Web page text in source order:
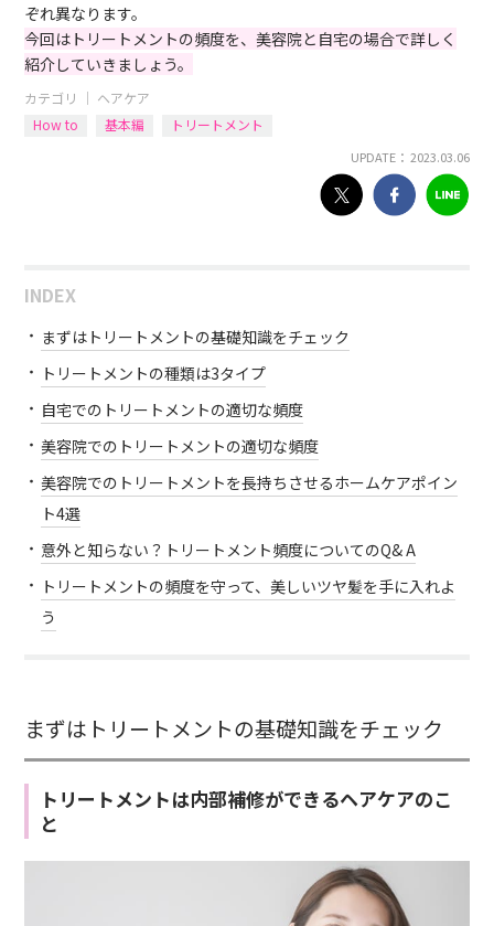
ぞれ異なります。
今回はトリートメントの頻度を、美容院と自宅の場合で詳しく
紹介していきましょう。
カテゴリ ｜ ヘアケア
How to
基本編 トリートメント
UPDATE： 2023.03.06
INDEX
まずはトリートメントの基礎知識をチェック
トリートメントの種類は3タイプ
自宅でのトリートメントの適切な頻度
美容院でのトリートメントの適切な頻度
美容院でのトリートメントを長持ちさせるホームケアポイン
ト4選
意外と知らない？トリートメント頻度についてのQ& A
トリートメントの頻度を守って、美しいツヤ髪を手に入れよ
う
まずはトリートメントの基礎知識をチェック
トリートメントは内部補修ができるヘアケアのこ
と